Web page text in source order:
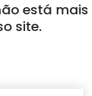
está mais
site.